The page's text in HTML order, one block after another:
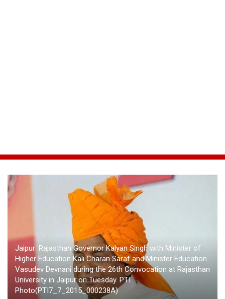
Jaipur: Rajasthan Governor Kalyan Singh with Minister of
Higher Education Kali Charan Saraf and Minister Education
Vasudev Devnani during the 26th Convocation at Rajasthan
University in Jaipur on Tuesday. PTI
Photo(PTI7_7_2015_000238A)